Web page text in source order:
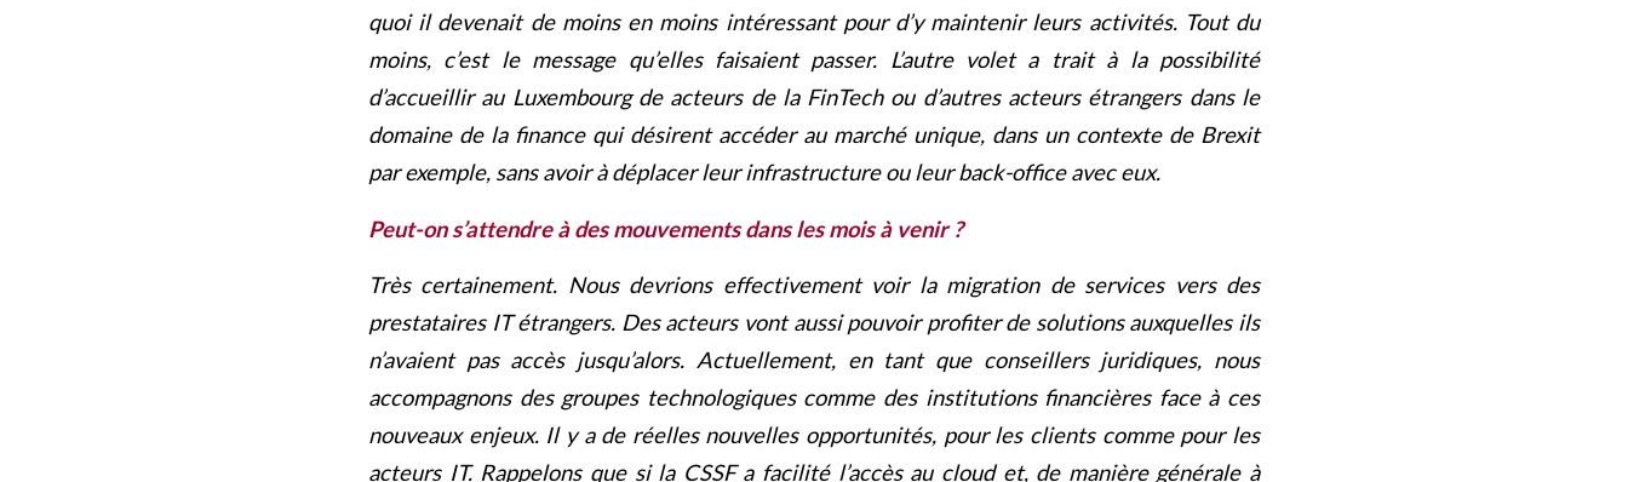
quoi il devenait de moins en moins intéressant pour d’y maintenir leurs activités. Tout du
moins, c’est le message qu’elles faisaient passer. L’autre volet a trait à la possibilité
d’accueillir au Luxembourg de acteurs de la FinTech ou d’autres acteurs étrangers dans le
domaine de la finance qui désirent accéder au marché unique, dans un contexte de Brexit
par exemple, sans avoir à déplacer leur infrastructure ou leur back-office avec eux.
Peut-on s’attendre à des mouvements dans les mois à venir ?
Très certainement. Nous devrions effectivement voir la migration de services vers des
prestataires IT étrangers. Des acteurs vont aussi pouvoir profiter de solutions auxquelles ils
n’avaient pas accès jusqu’alors. Actuellement, en tant que conseillers juridiques, nous
accompagnons des groupes technologiques comme des institutions financières face à ces
nouveaux enjeux. Il y a de réelles nouvelles opportunités, pour les clients comme pour les
acteurs IT. Rappelons que si la CSSF a facilité l’accès au cloud et, de manière générale à